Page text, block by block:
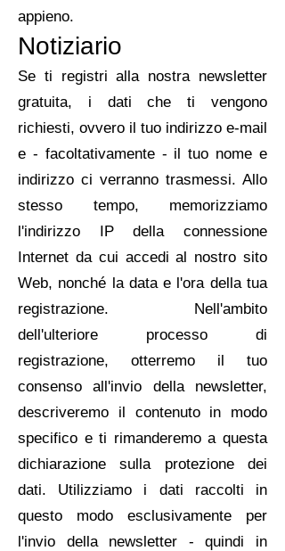
appieno.
Notiziario
Se ti registri alla nostra newsletter
gratuita, i dati che ti vengono
richiesti, ovvero il tuo indirizzo e-mail
e - facoltativamente - il tuo nome e
indirizzo ci verranno trasmessi. Allo
stesso tempo, memorizziamo
l'indirizzo IP della connessione
Internet da cui accedi al nostro sito
Web, nonché la data e l'ora della tua
registrazione. Nell'ambito
dell'ulteriore processo di
registrazione, otterremo il tuo
consenso all'invio della newsletter,
descriveremo il contenuto in modo
specifico e ti rimanderemo a questa
dichiarazione sulla protezione dei
dati. Utilizziamo i dati raccolti in
questo modo esclusivamente per
l'invio della newsletter - quindi in